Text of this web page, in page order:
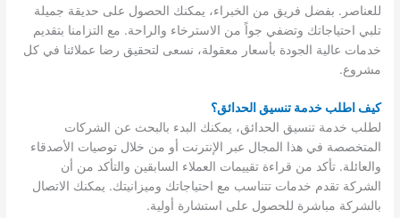
للعناصر. بفضل فريق من الخبراء، يمكنك الحصول على حديقة جميلة
تلبي احتياجاتك وتضفي جواً من الاسترخاء والراحة. مع التزامنا بتقديم
خدمات عالية الجودة بأسعار معقولة، نسعى لتحقيق رضا عملائنا في كل
مشروع.
كيف اطلب خدمة تنسيق الحدائق؟
لطلب خدمة تنسيق الحدائق، يمكنك البدء بالبحث عن الشركات
المتخصصة في هذا المجال عبر الإنترنت أو من خلال توصيات الأصدقاء
والعائلة. تأكد من قراءة تقييمات العملاء السابقين والتأكد من أن
الشركة تقدم خدمات تتناسب مع احتياجاتك وميزانيتك. يمكنك الاتصال
بالشركة مباشرة للحصول على استشارة أولية.